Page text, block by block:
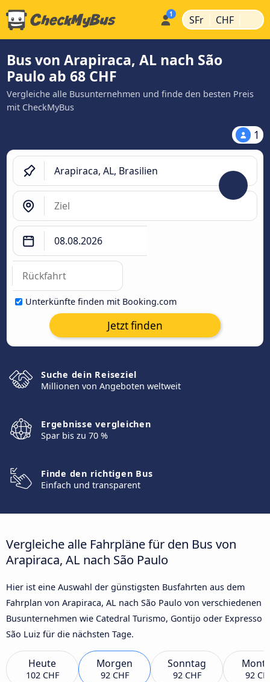
SFr | CHF |
Bus von Arapiraca, AL nach São
Paulo ab 68 CHF
Vergleiche alle Busunternehmen und finde den besten Preis
mit CheckMyBus
1
Unterkünfte finden mit Booking.com
Jetzt finden
Suche dein Reiseziel
Millionen von Angeboten weltweit
Ergebnisse vergleichen
Spar bis zu 70 %
Finde den richtigen Bus
Einfach und transparent
Vergleiche alle Fahrpläne für den Bus von
Arapiraca, AL nach São Paulo
Hier ist eine Auswahl der günstigsten Busfahrten aus dem
Fahrplan von Arapiraca, AL nach São Paulo von verschiedenen
Busunternehmen wie Catedral Turismo, Gontijo oder Expresso
São Luiz für die nächsten Tage.
Heute
102 CHF
Morgen
92 CHF
Sonntag
92 CHF 92